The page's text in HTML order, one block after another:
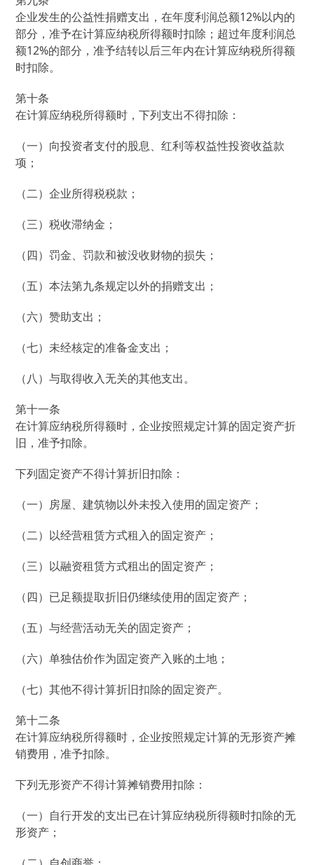
企业发生的公益性捐赠支出，在年度利润总额12%以内的
部分，准予在计算应纳税所得额时扣除；超过年度利润总
额12%的部分，准予结转以后三年内在计算应纳税所得额
时扣除。
第十条
在计算应纳税所得额时，下列支出不得扣除：
（一）向投资者支付的股息、红利等权益性投资收益款
项；
（二）企业所得税税款；
（三）税收滞纳金；
（四）罚金、罚款和被没收财物的损失；
（五）本法第九条规定以外的捐赠支出；
（六）赞助支出；
（七）未经核定的准备金支出；
（八）与取得收入无关的其他支出。
第十一条
在计算应纳税所得额时，企业按照规定计算的固定资产折
旧，准予扣除。
下列固定资产不得计算折旧扣除：
（一）房屋、建筑物以外未投入使用的固定资产；
（二）以经营租赁方式租入的固定资产；
（三）以融资租赁方式租出的固定资产；
（四）已足额提取折旧仍继续使用的固定资产；
（五）与经营活动无关的固定资产；
（六）单独估价作为固定资产入账的土地；
（七）其他不得计算折旧扣除的固定资产。
第十二条
在计算应纳税所得额时，企业按照规定计算的无形资产摊
销费用，准予扣除。
下列无形资产不得计算摊销费用扣除：
（一）自行开发的支出已在计算应纳税所得额时扣除的无
形资产；